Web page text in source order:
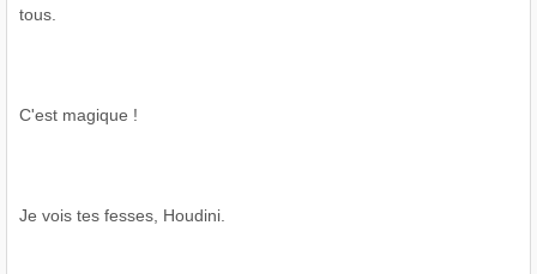
tous.
C'est magique !
Je vois tes fesses, Houdini.